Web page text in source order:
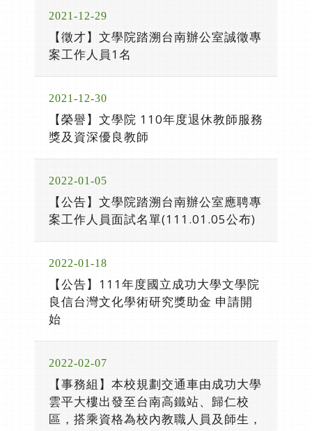
2021-12-29
【徵才】文學院踏溯台南辦公室誠徵專
案工作人員1名
2021-12-30
【榮譽】文學院 110年度退休教師服務
獎及資深優良教師
2022-01-05
【公告】文學院踏溯台南辦公室應聘專
案工作人員面試名單(111.01.05公布)
2022-01-18
【公告】111年度國立成功大學文學院
良信台灣文化學術研究獎助金 申請開
始
2022-02-07
【事務組】本校規劃交通車由成功大學
雲平大樓出發至台南高鐵站、歸仁校
區，搭乘資格為校內教職人員及師生，